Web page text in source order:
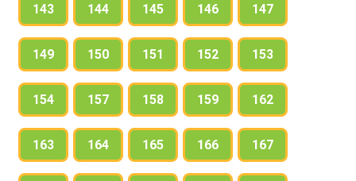
143 144 145 146 147
149 150 151 152 153
154 157 158 159 162
163 164 165 166 167